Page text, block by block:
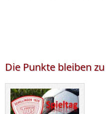
Die Punkte bleiben